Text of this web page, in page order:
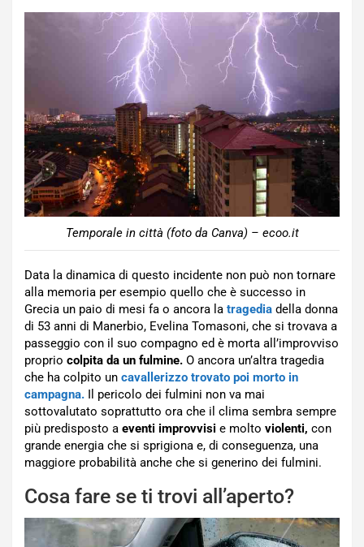
Temporale in città (foto da Canva) – ecoo.it
Data la dinamica di questo incidente non può non tornare
alla memoria per esempio quello che è successo in
Grecia un paio di mesi fa o ancora la tragedia della donna
di 53 anni di Manerbio, Evelina Tomasoni, che si trovava a
passeggio con il suo compagno ed è morta all’improvviso
proprio colpita da un fulmine. O ancora un’altra tragedia
che ha colpito un cavallerizzo trovato poi morto in
campagna. Il pericolo dei fulmini non va mai
sottovalutato soprattutto ora che il clima sembra sempre
più predisposto a eventi improvvisi e molto violenti, con
grande energia che si sprigiona e, di conseguenza, una
maggiore probabilità anche che si generino dei fulmini.
Cosa fare se ti trovi all’aperto?